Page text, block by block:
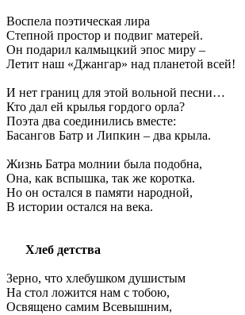
Воспела поэтическая лира
Степной простор и подвиг матерей.
Он подарил калмыцкий эпос миру –
Летит наш «Джангар» над планетой всей!
И нет границ для этой вольной песни…
Кто дал ей крылья гордого орла?
Поэта два соединились вместе:
Басангов Батр и Липкин – два крыла.
Жизнь Батра молнии была подобна,
Она, как вспышка, так же коротка.
Но он остался в памяти народной,
В истории остался на века.
Хлеб детства
Зерно, что хлебушком душистым
На стол ложится нам с тобою,
Освящено самим Всевышним,